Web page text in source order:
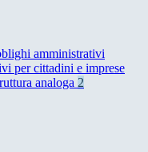
amministrativi
per cittadini e imprese
analoga 2